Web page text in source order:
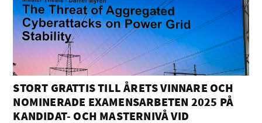
STORT GRATTIS TILL ÅRETS VINNARE OCH
NOMINERADE EXAMENSARBETEN 2025 PÅ
KANDIDAT- OCH MASTERNIVÅ VID